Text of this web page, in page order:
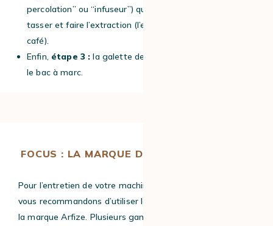
percolation” ou “infuseur”) qui va former une galette, la
tasser et faire l’extraction (l’eau passe sur la galette de
café).
Enfin, étape 3 : la galette de café mouillée tombe dans
le bac à marc.
FOCUS : LA MARQUE D’ENTRETIEN ARFIZE
Pour l’entretien de votre machine à café à grain, nous
vous recommandons d’utiliser les produits d’entretien de
la marque Arfize. Plusieurs gammes de produits sont